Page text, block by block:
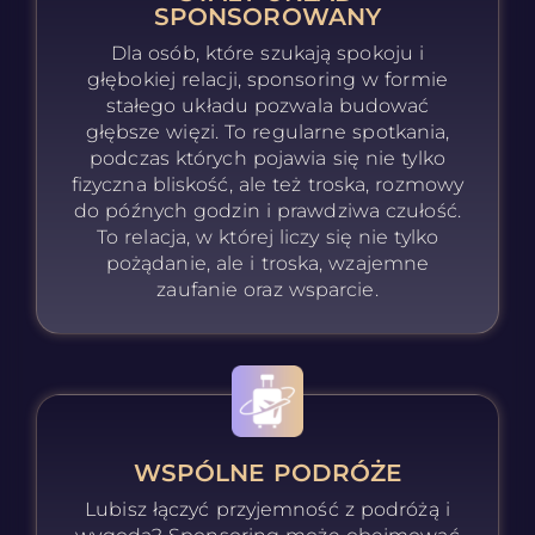
SPONSOROWANY
Dla osób, które szukają spokoju i
głębokiej relacji, sponsoring w formie
stałego układu pozwala budować
głębsze więzi. To regularne spotkania,
podczas których pojawia się nie tylko
fizyczna bliskość, ale też troska, rozmowy
do późnych godzin i prawdziwa czułość.
To relacja, w której liczy się nie tylko
pożądanie, ale i troska, wzajemne
zaufanie oraz wsparcie.
WSPÓLNE PODRÓŻE
Lubisz łączyć przyjemność z podróżą i